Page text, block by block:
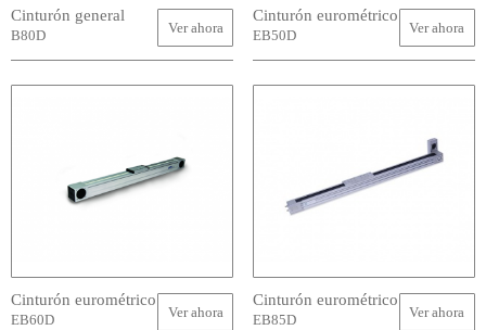
Cinturón general
B80D Ver ahora
Cinturón eurométrico
EB50D Ver ahora
Cinturón eurométrico
EB60D Ver ahora
Cinturón eurométrico
EB85D Ver ahora